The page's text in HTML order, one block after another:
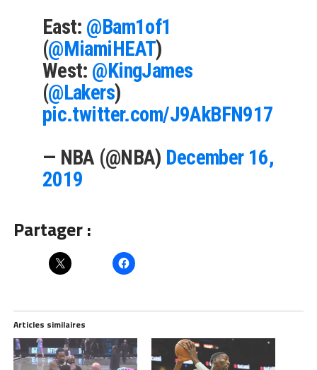
East: @Bam1of1
(@MiamiHEAT)
West: @KingJames
(@Lakers)
pic.twitter.com/J9AkBFN917
— NBA (@NBA) December 16,
2019
Partager :
Articles similaires